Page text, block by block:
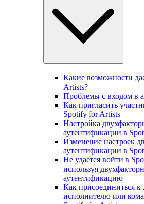
Какие возможности
Artists?
Проблемы с входом в
Как пригласить
Spotify for Artists
Настройка
аутентификации в
Изменение настроек
аутентификации в
Не удается войти в
используя
аутентификацию
Как присоединиться к
исполнителю или